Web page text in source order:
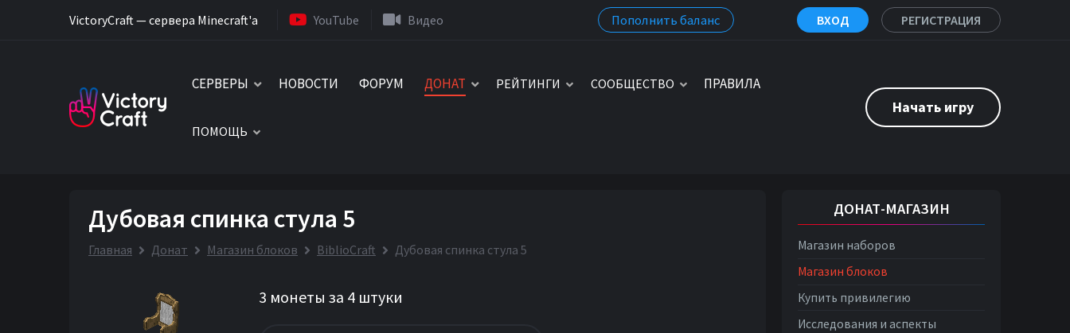
VictoryCraft — сервера Minecraft'a YouTube Видео Пополнить баланс ВХОД РЕГИСТРАЦИЯ
СЕРВЕРЫ НОВОСТИ ФОРУМ ДОНАТ РЕЙТИНГИ СООБЩЕСТВО ПРАВИЛА
ПОМОЩЬ
Начать игру
Дубовая спинка стула 5
Главная Донат Магазин блоков BiblioCraft Дубовая спинка стула 5
3 монеты за 4 штуки
ДОНАТ-МАГАЗИН
Магазин наборов
Магазин блоков
Купить привилегию
Исследования и аспекты